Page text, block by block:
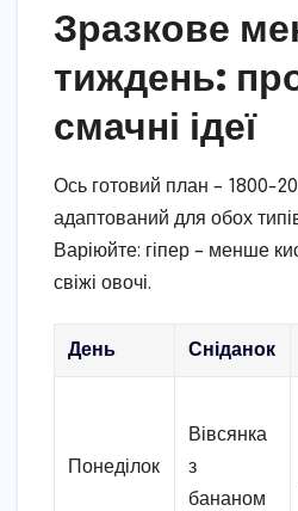
Зразкове
тиждень:
смачні ідеї
Ось готовий план – 1800-
адаптований для обох
Варіюйте: гіпер – менше
свіжі овочі.
День Сніданок
Понеділок
Вівсянка
з
бананом